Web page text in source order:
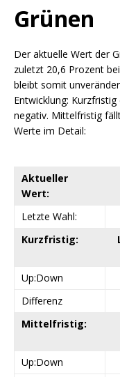
Grünen
Der aktuelle Wert der
zuletzt 20,6 Prozent
bleibt somit
Entwicklung:
negativ. Mittelfristig
Werte im Detail:
Aktueller
Wert:
Letzte Wahl:
Kurzfristig:
Up:Down
Differenz
Mittelfristig:
Up:Down